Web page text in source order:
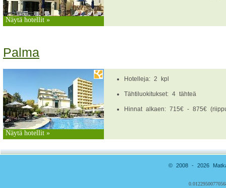
Näytä hotellit »
Palma
Hotelleja: 2 kpl
Tähtiluokitukset: 4 tähteä
Hinnat alkaen: 715€ - 875€
Näytä hotellit »
© 2008 - 2026